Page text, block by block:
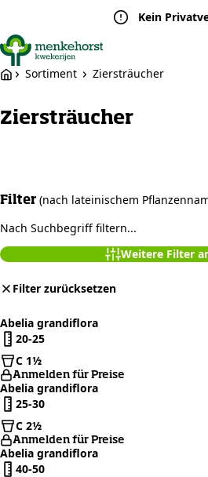
Kein
Sortiment Ziersträucher
Ziersträucher
Filter (nach lateinischem
Weitere Filter
Filter zurücksetzen
Abelia grandiflora
20-25
C 1½
Anmelden für Preise
Abelia grandiflora
25-30
C 2½
Anmelden für Preise
Abelia grandiflora
40-50